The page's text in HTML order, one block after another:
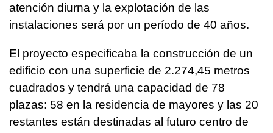
atención diurna y la explotación de las
instalaciones será por un período de 40 años.
El proyecto especificaba la construcción de un
edificio con una superficie de 2.274,45 metros
cuadrados y tendrá una capacidad de 78
plazas: 58 en la residencia de mayores y las 20
restantes están destinadas al futuro centro de